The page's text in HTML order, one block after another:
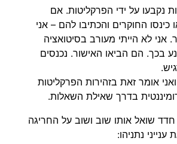
נקבעו על ידי הפרקליטות. אם
כינסו החוקרים והכתיבו להם – אני
אני לא הייתי מעורב בסיטואציה
בכך. הם הביאו האישור. נכנסים
אומר זאת בזהירות הפרקליטות
בדרך שאילת השאלות.
שואל אותו שוב ושוב על החריגה
נתניהו: